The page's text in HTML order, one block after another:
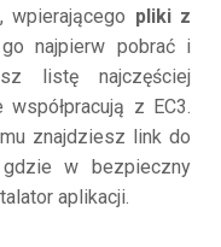
wpierającego pliki z
najpierw pobrać i
listę najczęściej
z EC3.
znajdziesz link do
gdzie w bezpieczny
aplikacji.